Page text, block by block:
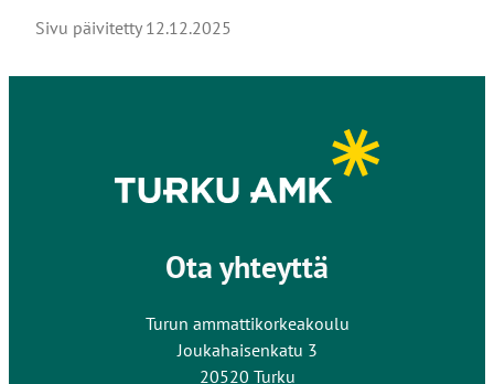
Sivu päivitetty 12.12.2025
Ota yhteyttä
Turun ammattikorkeakoulu
Joukahaisenkatu 3
20520 Turku